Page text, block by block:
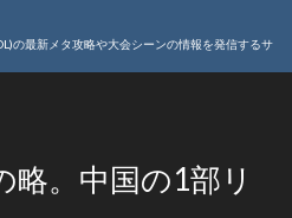
の最新メタ攻略や大会シーンの情報を発信するサ
略。中国の1部リ